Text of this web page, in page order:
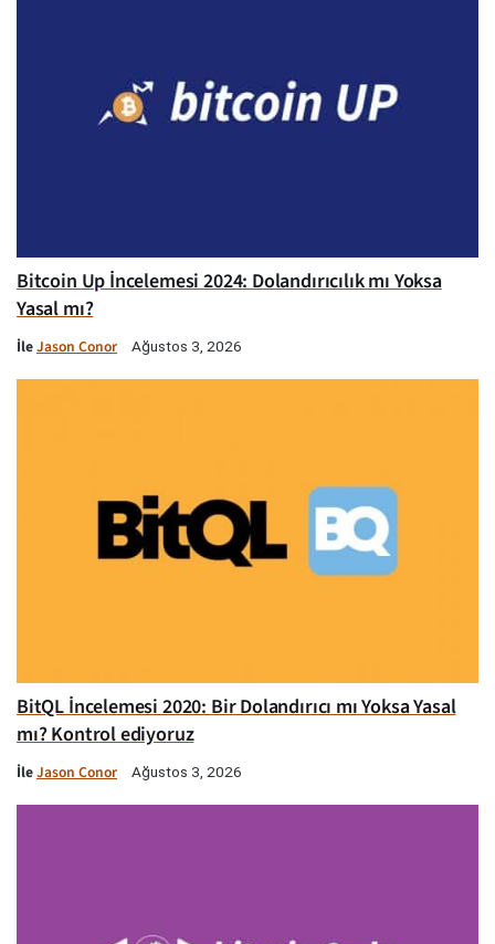
Bitcoin Up İncelemesi 2024: Dolandırıcılık mı Yoksa
Yasal mı?
İleJason Conor Ağustos 3, 2026
BitQL İncelemesi 2020: Bir Dolandırıcı mı Yoksa Yasal
mı? Kontrol ediyoruz
İleJason Conor Ağustos 3, 2026